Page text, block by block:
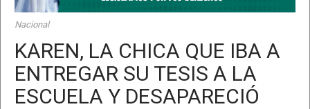
Nacional
KAREN, LA CHICA QUE IBA A
ENTREGAR SU TESIS A LA
ESCUELA Y DESAPARECIÓ